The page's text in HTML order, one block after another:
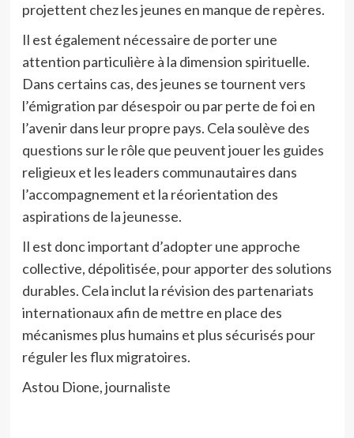
projettent chez les jeunes en manque de repères.
Il est également nécessaire de porter une
attention particulière à la dimension spirituelle.
Dans certains cas, des jeunes se tournent vers
l’émigration par désespoir ou par perte de foi en
l’avenir dans leur propre pays. Cela soulève des
questions sur le rôle que peuvent jouer les guides
religieux et les leaders communautaires dans
l’accompagnement et la réorientation des
aspirations de la jeunesse.
Il est donc important d’adopter une approche
collective, dépolitisée, pour apporter des solutions
durables. Cela inclut la révision des partenariats
internationaux afin de mettre en place des
mécanismes plus humains et plus sécurisés pour
réguler les flux migratoires.
Astou Dione, journaliste